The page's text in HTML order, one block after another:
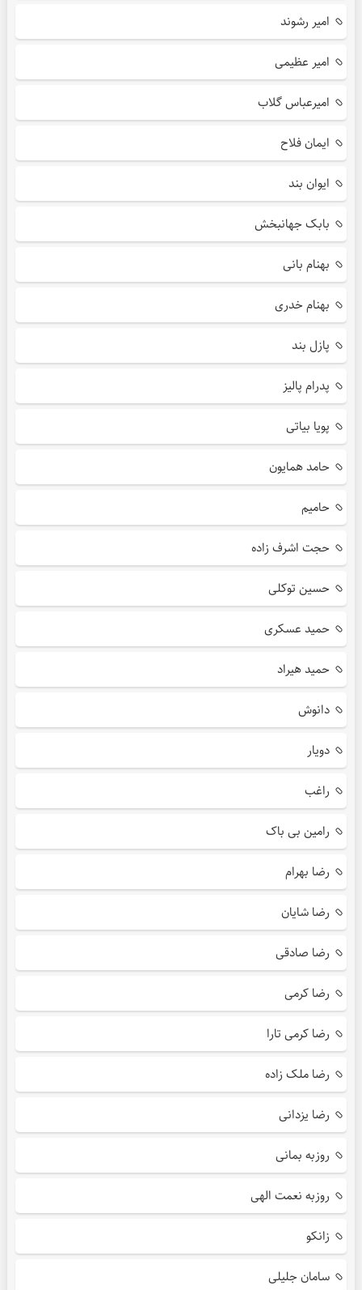
امیر رشوند
امیر عظیمی
امیرعباس گلاب
ایمان فلاح
ایوان بند
بابک جهانبخش
بهنام بانی
بهنام خدری
پازل بند
پدرام پالیز
پویا بیاتی
حامد همایون
حامیم
حجت اشرف زاده
حسین توکلی
حمید عسکری
حمید هیراد
دانوش
دویار
راغب
رامین بی باک
رضا بهرام
رضا شایان
رضا صادقی
رضا کرمی
رضا کرمی تارا
رضا ملک زاده
رضا یزدانی
روزبه بمانی
روزبه نعمت الهی
زانکو
سامان جلیلی